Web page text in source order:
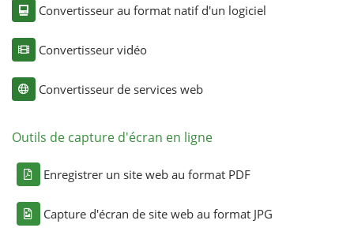
Convertisseur au format natif d'un logiciel
Convertisseur vidéo
Convertisseur de services web
Outils de capture d'écran en ligne
Enregistrer un site web au format PDF
Capture d'écran de site web au format JPG